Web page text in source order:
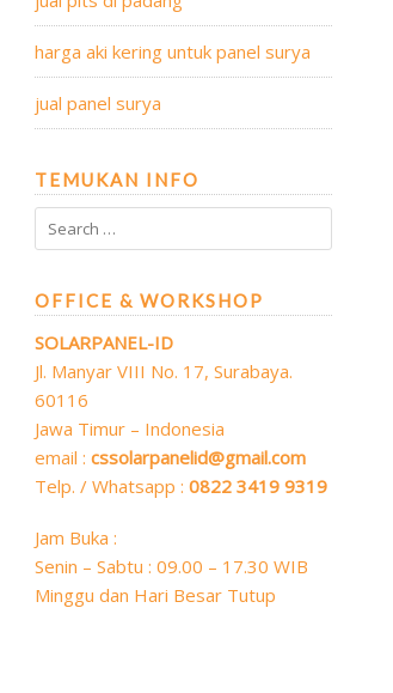
harga aki kering untuk panel surya
jual panel surya
TEMUKAN INFO
OFFICE & WORKSHOP
SOLARPANEL-ID
Jl. Manyar VIII No. 17, Surabaya.
60116
Jawa Timur – Indonesia
email : cssolarpanelid@gmail.com
Telp. / Whatsapp : 0822 3419 9319
Jam Buka :
Senin – Sabtu : 09.00 – 17.30 WIB
Minggu dan Hari Besar Tutup